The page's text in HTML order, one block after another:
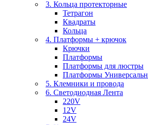
3. Кольца протекторные
Тетрагон
Квадраты
Кольца
4. Платформы + крючок
Крючки
Платформы
Платформы для люстры
Платформы
5. Клемники и провода
6. Светодиодная Лента
220V
12V
24V